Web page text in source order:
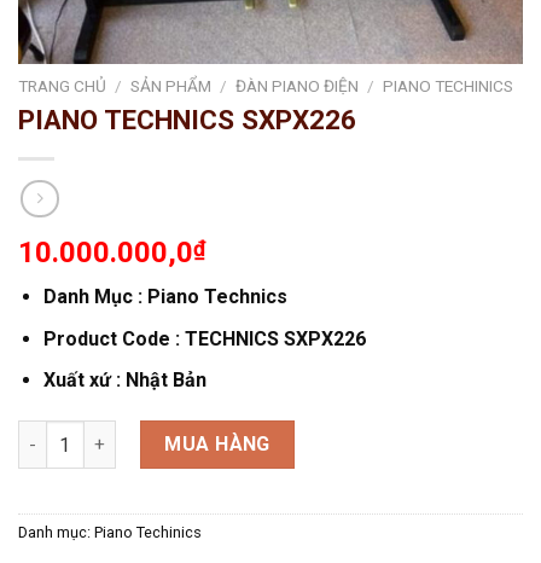
TRANG CHỦ / SẢN PHẨM / ĐÀN PIANO ĐIỆN / PIANO TECHINICS
PIANO TECHNICS SXPX226
10.000.000,0₫
Danh Mục : Piano Technics
Product Code : TECHNICS SXPX226
Xuất xứ : Nhật Bản
PIANO TECHNICS SXPX226 số lượng
MUA HÀNG
Danh mục: Piano Techinics